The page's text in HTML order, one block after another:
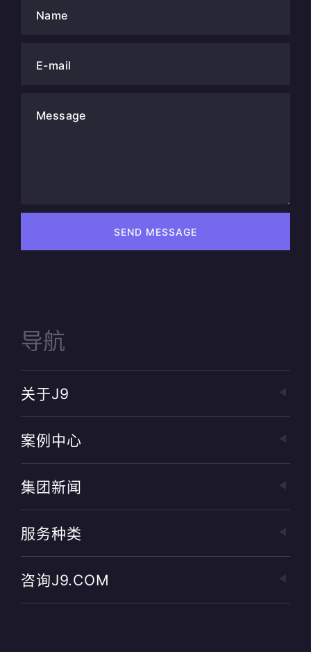
Name
E-mail
Message
SEND MESSAGE
导航
关于J9
案例中心
集团新闻
服务种类
咨询J9.COM